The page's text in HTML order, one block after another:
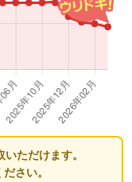
ただけます。
さい。